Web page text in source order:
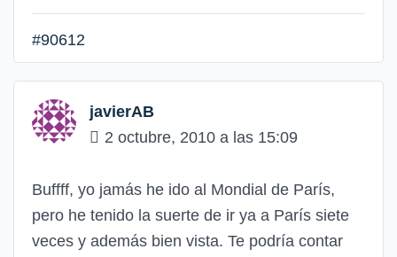
#90612
javierAB
2 octubre, 2010 a las 15:09
Buffff, yo jamás he ido al Mondial de París,
pero he tenido la suerte de ir ya a París siete
veces y además bien vista. Te podría contar